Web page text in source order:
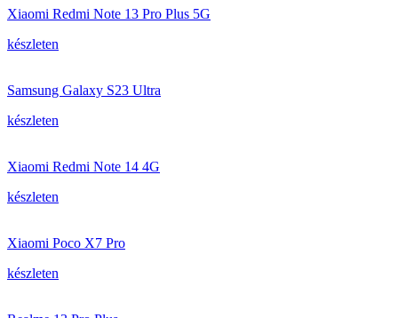
Xiaomi Redmi Note 13 Pro Plus 5G
készleten
Samsung Galaxy S23 Ultra
készleten
Xiaomi Redmi Note 14 4G
készleten
Xiaomi Poco X7 Pro
készleten